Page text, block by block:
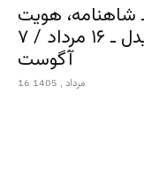
شاهنامه، هویت
ایرانی و گفت‌وگو با مازیار قویدل ـ ۱۶ مرداد / ۷
آگوست
16 مرداد , 1405